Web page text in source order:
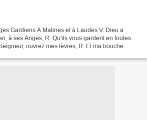
Gardiens A Matines et à Laudes V. Dieu a
à ses Anges, R. Qu'ils vous gardent en toutes
ouvrez mes lèvres, R. Et ma bouche